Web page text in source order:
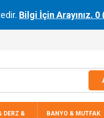
Bilgi İçin Arayınız.
DERZ &
BANYO & MUTFAK